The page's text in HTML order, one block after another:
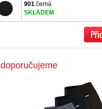
901 černá
SKLADEM